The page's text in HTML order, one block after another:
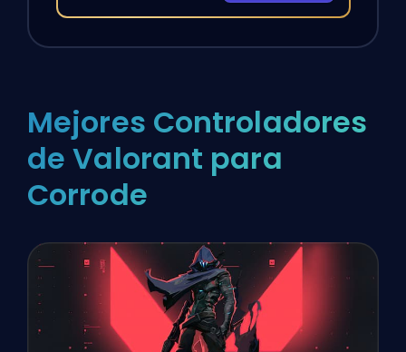
Mejores Controladores
de Valorant para
Corrode